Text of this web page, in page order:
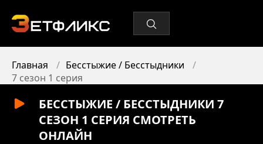
Главная
Бесстыжие / Бесстыдники
7 сезон 1 серия
БЕССТЫЖИЕ / БЕССТЫДНИКИ 7
СЕЗОН 1 СЕРИЯ СМОТРЕТЬ
ОНЛАЙН